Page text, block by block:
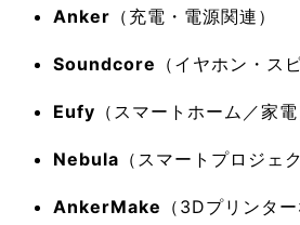
Anker （充電・電源関連）
Soundcore （イヤホン・ス
Eufy （スマートホーム／家電
Nebula （スマートプロジェ
AnkerMake （3Dプリンタ